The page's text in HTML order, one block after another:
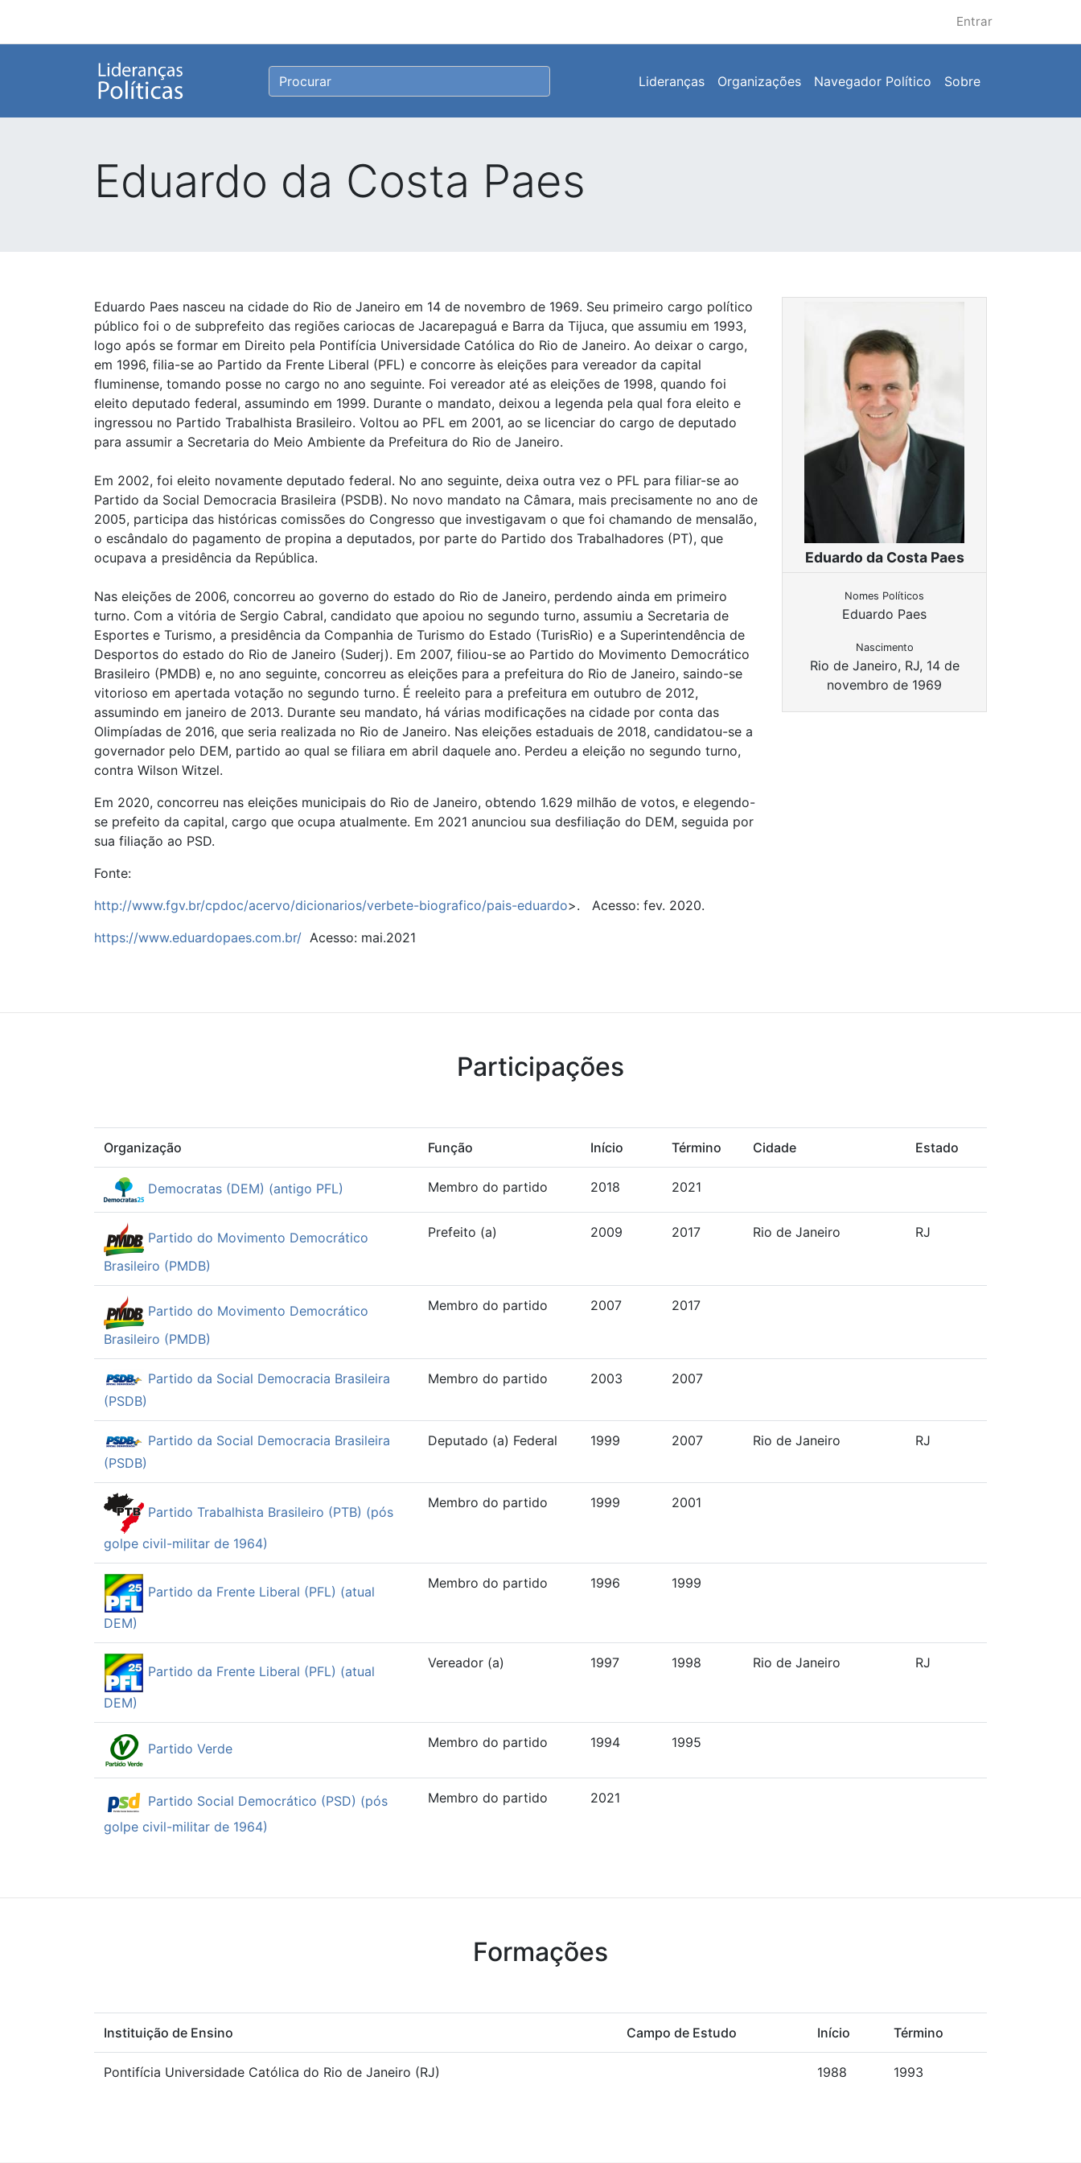
Entrar
Lideranças Organizações Navegador Político Sobre
Eduardo da Costa Paes
Eduardo Paes nasceu na cidade do Rio de Janeiro em 14 de novembro de 1969. Seu primeiro cargo político
público foi o de subprefeito das regiões cariocas de Jacarepaguá e Barra da Tijuca, que assumiu em 1993,
logo após se formar em Direito pela Pontifícia Universidade Católica do Rio de Janeiro. Ao deixar o cargo,
em 1996, filia-se ao Partido da Frente Liberal (PFL) e concorre às eleições para vereador da capital
fluminense, tomando posse no cargo no ano seguinte. Foi vereador até as eleições de 1998, quando foi
eleito deputado federal, assumindo em 1999. Durante o mandato, deixou a legenda pela qual fora eleito e
ingressou no Partido Trabalhista Brasileiro. Voltou ao PFL em 2001, ao se licenciar do cargo de deputado
para assumir a Secretaria do Meio Ambiente da Prefeitura do Rio de Janeiro.
Em 2002, foi eleito novamente deputado federal. No ano seguinte, deixa outra vez o PFL para filiar-se ao
Partido da Social Democracia Brasileira (PSDB). No novo mandato na Câmara, mais precisamente no ano de
2005, participa das históricas comissões do Congresso que investigavam o que foi chamando de mensalão,
o escândalo do pagamento de propina a deputados, por parte do Partido dos Trabalhadores (PT), que
ocupava a presidência da República.
Nas eleições de 2006, concorreu ao governo do estado do Rio de Janeiro, perdendo ainda em primeiro
turno. Com a vitória de Sergio Cabral, candidato que apoiou no segundo turno, assumiu a Secretaria de
Esportes e Turismo, a presidência da Companhia de Turismo do Estado (TurisRio) e a Superintendência de
Desportos do estado do Rio de Janeiro (Suderj). Em 2007, filiou-se ao Partido do Movimento Democrático
Brasileiro (PMDB) e, no ano seguinte, concorreu as eleições para a prefeitura do Rio de Janeiro, saindo-se
vitorioso em apertada votação no segundo turno. É reeleito para a prefeitura em outubro de 2012,
assumindo em janeiro de 2013. Durante seu mandato, há várias modificações na cidade por conta das
Olimpíadas de 2016, que seria realizada no Rio de Janeiro. Nas eleições estaduais de 2018, candidatou-se a
governador pelo DEM, partido ao qual se filiara em abril daquele ano. Perdeu a eleição no segundo turno,
contra Wilson Witzel.
Em 2020, concorreu nas eleições municipais do Rio de Janeiro, obtendo 1.629 milhão de votos, e elegendo-
se prefeito da capital, cargo que ocupa atualmente. Em 2021 anunciou sua desfiliação do DEM, seguida por
sua filiação ao PSD.
Fonte:
http://www.fgv.br/cpdoc/acervo/dicionarios/verbete-biografico/pais-eduardo>. Acesso: fev. 2020.
https://www.eduardopaes.com.br/ Acesso: mai.2021
Eduardo da Costa Paes
Nomes Políticos
Eduardo Paes
Nascimento
Rio de Janeiro, RJ, 14 de
novembro de 1969
Participações
Organização Função Início Término Cidade Estado
Democratas (DEM) (antigo PFL) Membro do partido 2018 2021
Partido do Movimento Democrático
Brasileiro (PMDB)
Prefeito (a) 2009 2017 Rio de Janeiro RJ
Partido do Movimento Democrático
Brasileiro (PMDB)
Membro do partido 2007 2017
Partido da Social Democracia Brasileira
(PSDB)
Membro do partido 2003 2007
Partido da Social Democracia Brasileira
(PSDB)
Deputado (a) Federal 1999 2007 Rio de Janeiro RJ
Partido Trabalhista Brasileiro (PTB) (pós
golpe civil-militar de 1964)
Membro do partido 1999 2001
Partido da Frente Liberal (PFL) (atual
DEM)
Membro do partido 1996 1999
Partido da Frente Liberal (PFL) (atual
DEM)
Vereador (a) 1997 1998 Rio de Janeiro RJ
Partido Verde Membro do partido 1994 1995
Partido Social Democrático (PSD) (pós
golpe civil-militar de 1964)
Membro do partido 2021
Formações
Instituição de Ensino Campo de Estudo Início Término
Pontifícia Universidade Católica do Rio de Janeiro (RJ) 1988 1993